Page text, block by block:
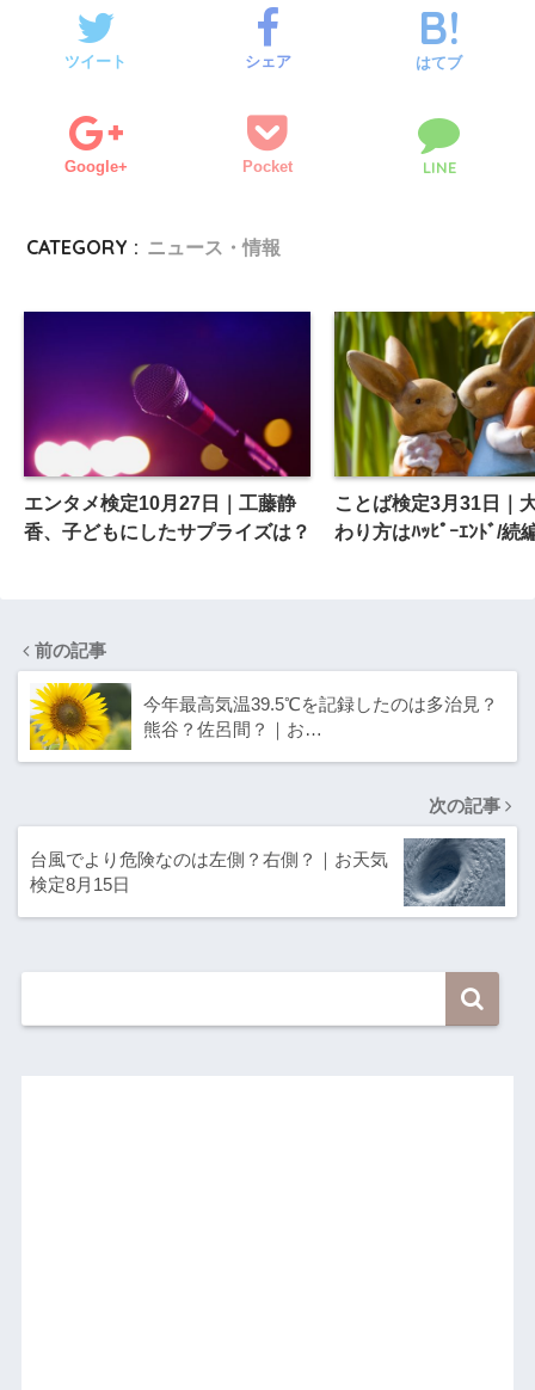
ツイート シェア はてブ
Google+ Pocket LINE
CATEGORY : ニュース・情報
エンタメ検定10月27日｜工藤静
香、子どもにしたサプライズは？
ことば検定3月31日｜
わり方はﾊｯﾋﾟｰｴﾝﾄﾞ/続
前の記事
今年最高気温39.5℃を記録したのは多治見？
熊谷？佐呂間？｜お…
次の記事
台風でより危険なのは左側？右側？｜お天気
検定8月15日